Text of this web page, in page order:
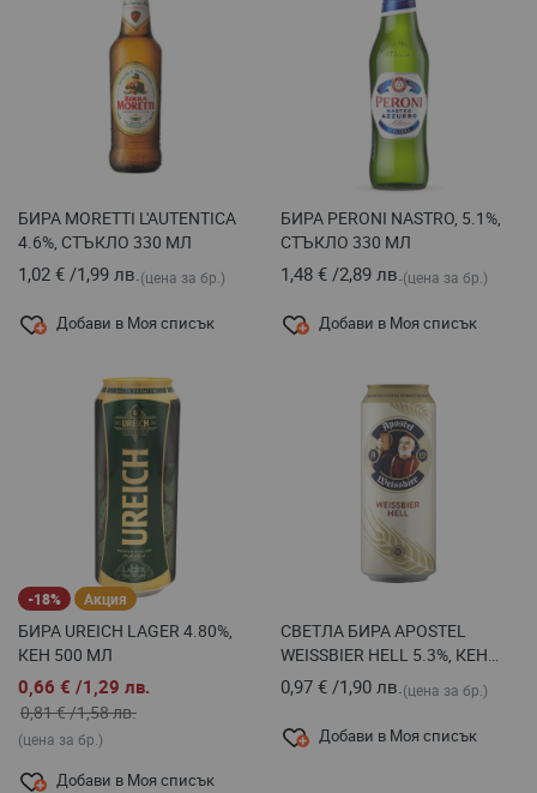
БИРА MORETTI L'AUTENTICA
4.6%, СТЪКЛО 330 MЛ
1,02 € /1,99 лв.(цена за бр.)
Добави в Моя списък
БИРА PERONI NASTRO, 5.1%,
СТЪКЛО 330 МЛ
1,48 € /2,89 лв.(цена за бр.)
Добави в Моя списък
-18% Акция
БИРА UREICH LAGER 4.80%,
КЕН 500 МЛ
0,66 € /1,29 лв.
0,81 €/1,58 лв.
(цена за бр.)
Добави в Моя списък
СВЕТЛА БИРА APOSTEL
WEISSBIER HELL 5.3%, КЕН
500 МЛ
0,97 € /1,90 лв.(цена за бр.)
Добави в Моя списък